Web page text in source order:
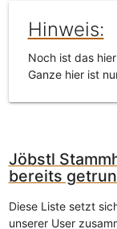
Hinweis:
Noch ist das
Ganze hier ist
Jöbstl
bereits
Diese Liste setzt
unserer User